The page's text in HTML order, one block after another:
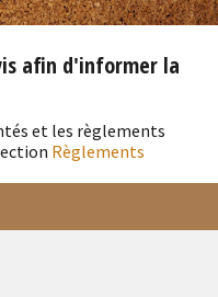
afin d'informer la
et les règlements
Règlements